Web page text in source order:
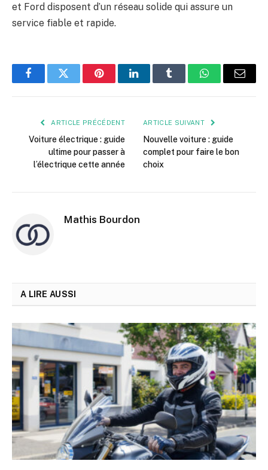
et Ford disposent d’un réseau solide qui assure un
service fiable et rapide.
FacebookTwitter PinterestLinkedInTumblr WhatsApp
E-
ARTICLE PRÉCÉDENT
Voiture électrique : guide
ultime pour passer à
l’électrique cette année
ARTICLE SUIVANT
Nouvelle voiture : guide
complet pour faire le bon
choix
Mathis Bourdon
A LIRE AUSSI